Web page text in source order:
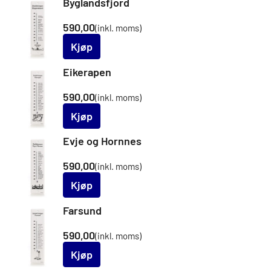
590,00(inkl. moms)
Kjøp
Eikerapen
590,00(inkl. moms)
Kjøp
Evje og Hornnes
590,00(inkl. moms)
Kjøp
Farsund
590,00(inkl. moms)
Kjøp